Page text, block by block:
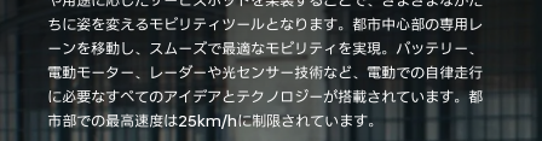
ちに姿を変えるモビリティツールとなります。都市中心部の専用レ
ーンを移動し、スムーズで最適なモビリティを実現。バッテリー、
電動モーター、レーダーや光センサー技術など、電動での自律走行
に必要なすべてのアイデアとテクノロジーが搭載されています。都
市部での最高速度は25km/hに制限されています。